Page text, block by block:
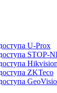
U-Prox
STOP-
Hikvision
ZKTeco